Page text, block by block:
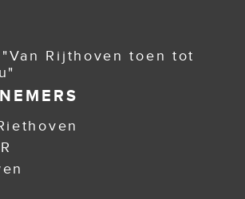
Rijthoven toen tot